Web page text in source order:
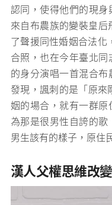
認同，使得他們的現身
來自布農族的變裝皇
了聲援同性婚姻合法化
合照，也在今年臺北
的身分演唱一首混合
發現，諷刺的是「原來
姻的場合，就有一群原
為那是很男性自誇的歌
男生該有的樣子，原住
漢人父權思維改